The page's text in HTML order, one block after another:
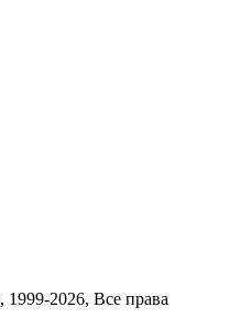
, 1999-2026, Все права